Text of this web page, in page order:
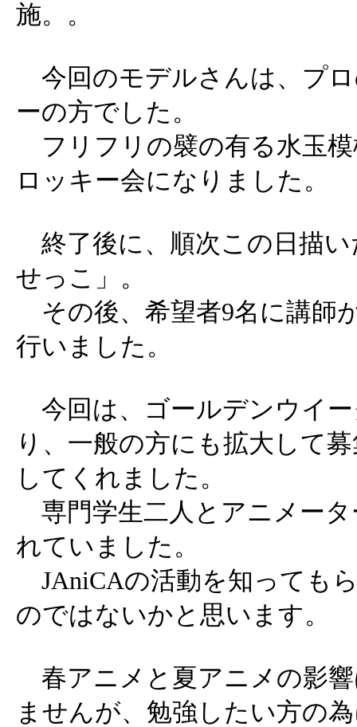
施。。
今回のモデルさんは、プ
ーの方でした。
フリフリの襞の有る水玉
ロッキー会になりました。
終了後に、順次この日描
せっこ」。
その後、希望者9名に講師
行いました。
今回は、ゴールデンウイ
り、一般の方にも拡大して
してくれました。
専門学生二人とアニメー
れていました。
JAniCAの活動を知っても
のではないかと思います。
春アニメと夏アニメの影
ませんが、勉強したい方の